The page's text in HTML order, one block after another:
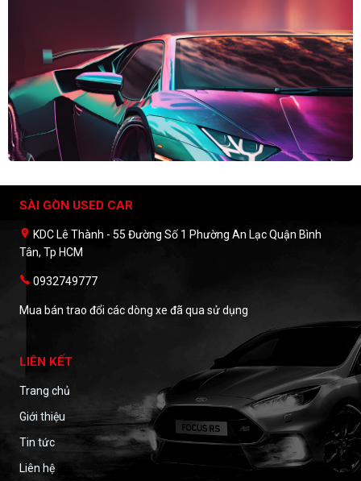
SÀI GÒN USED CAR
KDC Lê Thành - 55 Đường Số 1 Phường An Lạc Quận Bình
Tân, Tp HCM
0932749777
Mua bán trao đổi các dòng xe đã qua sử dụng
LIÊN KẾT
Trang chủ
Giới thiệu
Tin tức
Liên hệ